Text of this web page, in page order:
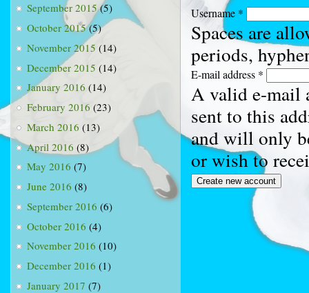
September 2015(5)
October 2015(5)
November 2015 (14)
December 2015 (14)
January 2016 (14)
February 2016 (23)
March 2016 (13)
April 2016 (8)
May 2016 (7)
June 2016 (8)
September 2016 (6)
October 2016 (4)
November 2016 (10)
December 2016 (1)
January 2017 (7)
Username *
Spaces are
periods,
E-mail address *
A valid e-mail
sent to this
and will only
or wish to